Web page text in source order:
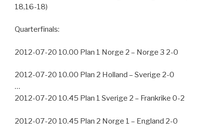
18,16-18)
Quarterfinals:
2012-07-20 10.00 Plan 1 Norge 2 – Norge 3 2-0
2012-07-20 10.00 Plan 2 Holland – Sverige 2-0
…
2012-07-20 10.45 Plan 1 Sverige 2 – Frankrike 0-2
2012-07-20 10.45 Plan 2 Norge 1 – England 2-0